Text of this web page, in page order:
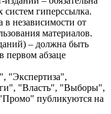
систем гиперссылка.
независимости от
материалов.
– должна быть
первом абзаце
"Экспертиза",
"Власть", "Выборы",
публикуются на